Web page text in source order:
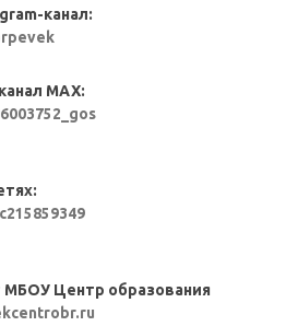
канал:
MAX:
Центр образования